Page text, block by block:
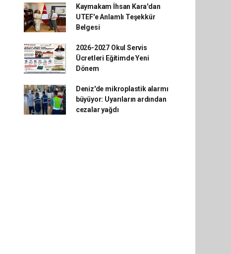
Kaymakam İhsan Kara'dan
UTEF'e Anlamlı Teşekkür
Belgesi
2026-2027 Okul Servis
Ücretleri Eğitimde Yeni
Dönem
Deniz'de mikroplastik alarmı
büyüyor: Uyarıların ardından
cezalar yağdı